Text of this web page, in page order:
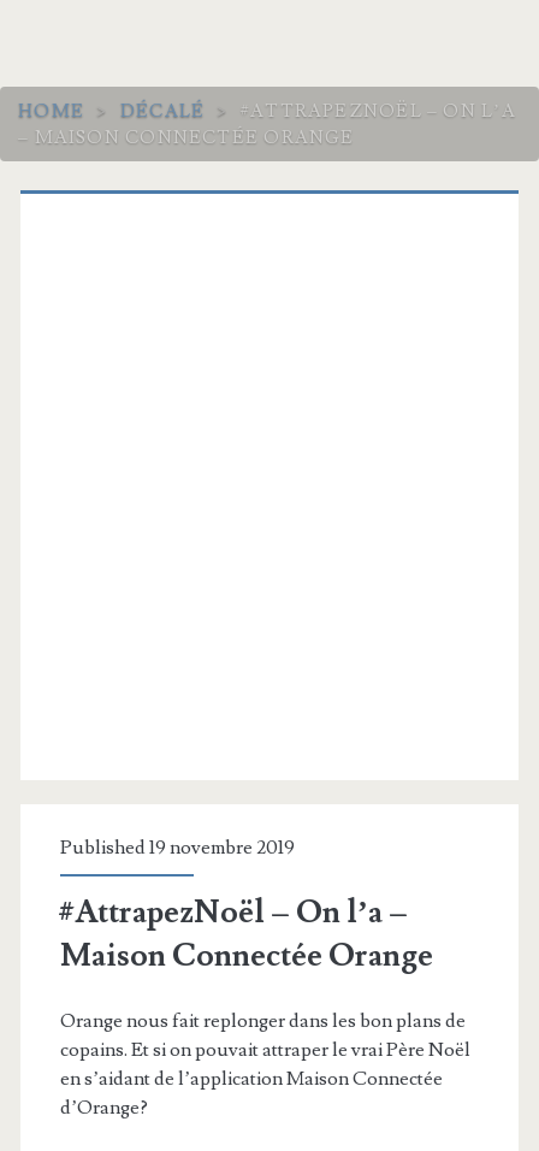
HOME > DÉCALÉ >
#ATTRAPEZNOËL – ON L’A
– MAISON CONNECTÉE ORANGE
Published 19 novembre 2019
#AttrapezNoël – On l’a –
Maison Connectée Orange
Orange nous fait replonger dans les bon plans de
copains. Et si on pouvait attraper le vrai Père Noël
en s’aidant de l’application Maison Connectée
d’Orange?